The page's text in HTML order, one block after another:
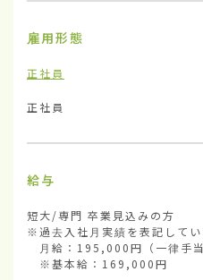
雇用形態
正社員
正社員
給与
短大/専門 卒業見込みの方
※過去入社月実績を表記して
月給：195,000円（一律手当
※基本給：169,000円